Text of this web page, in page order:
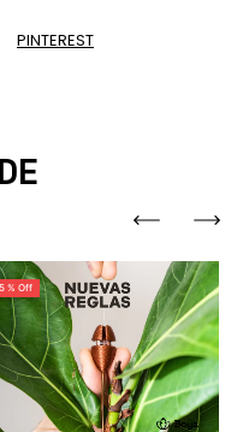
PINTEREST
% Off